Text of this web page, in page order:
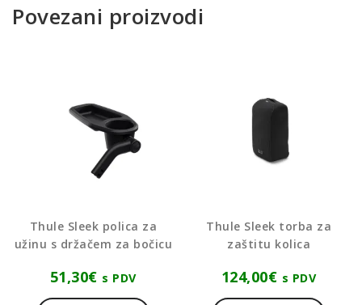
Povezani proizvodi
Thule Sleek polica za
užinu s držačem za bočicu
51,30€ s PDV
Thule Sleek torba za
zaštitu kolica
124,00€ s PDV